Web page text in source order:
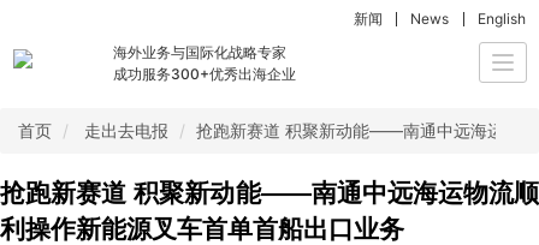
海外业务与国际化战略专家
成功服务300+优秀出海企业
新闻 News English
首页 走出去电报 抢跑新赛道 积聚新动能——南通中远海运物
抢跑新赛道 积聚新动能——南通中远海运物流顺
利操作新能源叉车首单首船出口业务